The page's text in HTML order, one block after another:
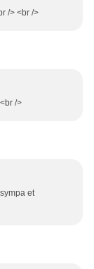
/> <br />
/>
et